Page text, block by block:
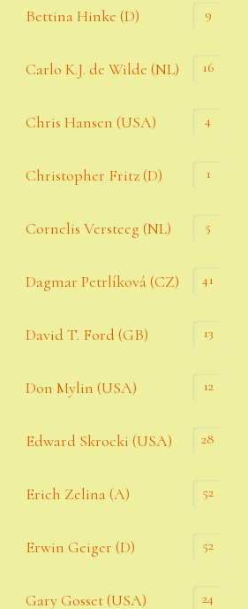
Bettina Hinke (D) 9
Carlo K.J. de Wilde (NL) 16
Chris Hansen (USA) 4
Christopher Fritz (D) 1
Cornelis Versteeg (NL) 5
Dagmar Petrlíková (CZ) 41
David T. Ford (GB) 13
Don Mylin (USA) 12
Edward Skrocki (USA) 28
Erich Zelina (A) 52
Erwin Geiger (D) 52
Gary Gosset (USA) 24